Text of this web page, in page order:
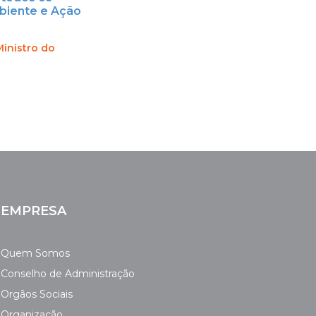
e Ação
do
EMPRESA
Quem Somos
Conselho de Administração
Orgãos Sociais